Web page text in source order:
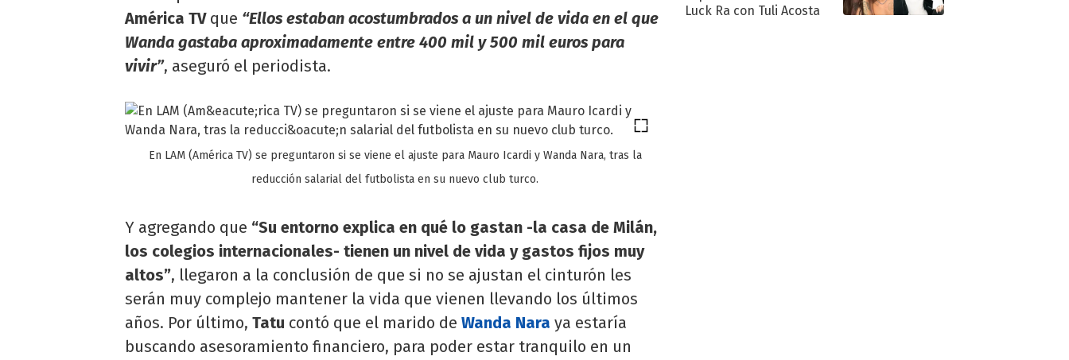
América TV que “Ellos estaban acostumbrados a un nivel de vida en el que
Wanda gastaba aproximadamente entre 400 mil y 500 mil euros para
vivir”, aseguró el periodista.
En LAM (América TV) se preguntaron si se viene el ajuste para Mauro Icardi y Wanda Nara, tras la
reducción salarial del futbolista en su nuevo club turco.
Y agregando que “Su entorno explica en qué lo gastan -la casa de Milán,
los colegios internacionales- tienen un nivel de vida y gastos fijos muy
altos”, llegaron a la conclusión de que si no se ajustan el cinturón les
serán muy complejo mantener la vida que vienen llevando los últimos
años. Por último, Tatu contó que el marido de Wanda Nara ya estaría
buscando asesoramiento financiero, para poder estar tranquilo en un
Luck Ra con Tuli Acosta